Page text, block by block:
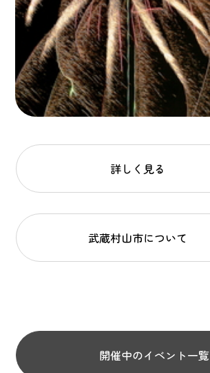
詳しく見る
武蔵村山市について
開催中のイベント一覧